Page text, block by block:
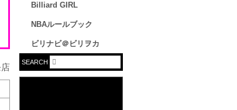
Billiard GIRL
NBAルールブック
ビリナビ＠ビリヲカ
SEARCH